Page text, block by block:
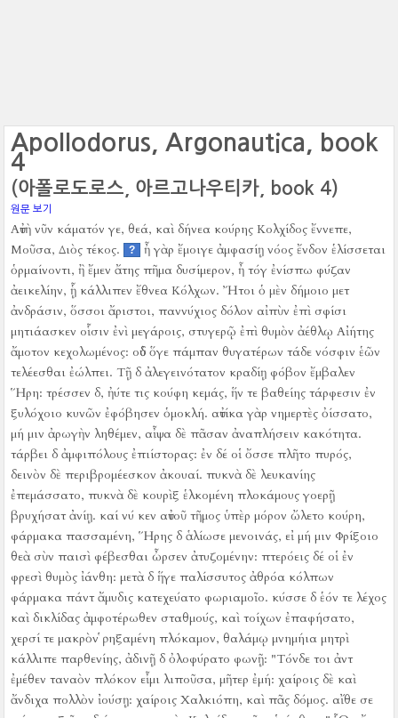
Apollodorus, Argonautica, book
4
(아폴로도로스, 아르고나우티카, book 4)
원문 보기
Αὐτὴ νῦν κάματόν γε, θεά, καὶ δήνεα κούρης Κολχίδος ἔννεπε,
Μοῦσα, Διὸς τέκος.
?
ἦ γὰρ ἔμοιγε ἀμφασίῃ νόος ἔνδον ἑλίσσεται
ὁρμαίνοντι, ἢ ἔμεν ἄτης πῆμα δυσίμερον, ἦ τόγ ἐνίσπω φύζαν
ἀεικελίην, ᾗ κάλλιπεν ἔθνεα Κόλχων. Ἤτοι ὁ μὲν δήμοιο μετ
ἀνδράσιν, ὅσσοι ἄριστοι, παννύχιος δόλον αἰπὺν ἐπὶ σφίσι
μητιάασκεν οἷσιν ἐνὶ μεγάροις, στυγερῷ ἐπὶ θυμὸν ἀέθλῳ Αἰήτης
ἄμοτον κεχολωμένος: οὐδ ὅγε πάμπαν θυγατέρων τάδε νόσφιν ἑῶν
τελέεσθαι ἐώλπει. Τῇ δ ἀλεγεινότατον κραδίῃ φόβον ἔμβαλεν
Ἥρη: τρέσσεν δ, ἠύτε τις κούφη κεμάς, ἥν τε βαθείης τάρφεσιν ἐν
ξυλόχοιο κυνῶν ἐφόβησεν ὁμοκλή. αὐτίκα γὰρ νημερτὲς ὀίσσατο,
μή μιν ἀρωγὴν ληθέμεν, αἶψα δὲ πᾶσαν ἀναπλήσειν κακότητα.
τάρβει δ ἀμφιπόλους ἐπιίστορας: ἐν δέ οἱ ὄσσε πλῆτο πυρός,
δεινὸν δὲ περιβρομέεσκον ἀκουαί. πυκνὰ δὲ λευκανίης
ἐπεμάσσατο, πυκνὰ δὲ κουρὶξ ἑλκομένη πλοκάμους γοερῇ
βρυχήσατ ἀνίῃ. καί νύ κεν αὐτοῦ τῆμος ὑπὲρ μόρον ὤλετο κούρη,
φάρμακα πασσαμένη, Ἥρης δ ἁλίωσε μενοινάς, εἰ μή μιν Φρίξοιο
θεὰ σὺν παισὶ φέβεσθαι ὦρσεν ἀτυζομένην: πτερόεις δέ οἱ ἐν
φρεσὶ θυμὸς ἰάνθη: μετὰ δ ἥγε παλίσσυτος ἀθρόα κόλπων
φάρμακα πάντ ἄμυδις κατεχεύατο φωριαμοῖο. κύσσε δ ἑόν τε λέχος
καὶ δικλίδας ἀμφοτέρωθεν σταθμούς, καὶ τοίχων ἐπαφήσατο,
χερσί τε μακρὸν ῥηξαμένη πλόκαμον, θαλάμῳ μνημήια μητρὶ
κάλλιπε παρθενίης, ἀδινῇ δ ὀλοφύρατο φωνῇ: "Τόνδε τοι ἀντ
ἐμέθεν ταναὸν πλόκον εἶμι λιποῦσα, μῆτερ ἐμή: χαίροις δὲ καὶ
ἄνδιχα πολλὸν ἰούσῃ: χαίροις Χαλκιόπη, καὶ πᾶς δόμος. αἴθε σε